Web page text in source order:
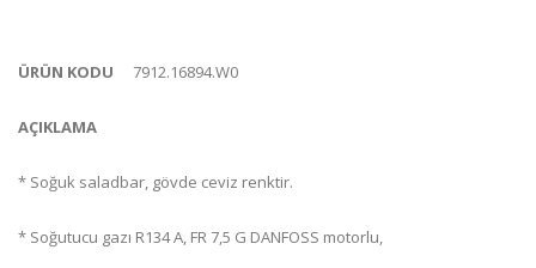
ÜRÜN KODU 7912.16894.W0
AÇIKLAMA
* Soğuk saladbar, gövde ceviz renktir.
* Soğutucu gazı R134 A, FR 7,5 G DANFOSS motorlu,